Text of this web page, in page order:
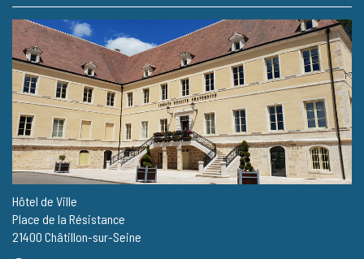
Hôtel de Ville
Place de la Résistance
21400 Châtillon-sur-Seine